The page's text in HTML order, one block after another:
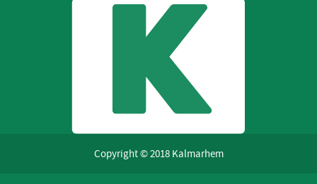
Copyright © 2018 Kalmarhem